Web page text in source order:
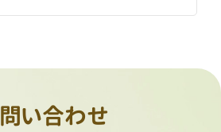
い合わせ